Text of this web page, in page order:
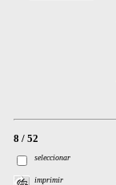
8 / 52
seleccionar
imprimir